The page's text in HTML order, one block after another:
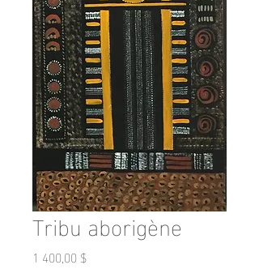
Tribu aborigène
1 400,00 $Prix